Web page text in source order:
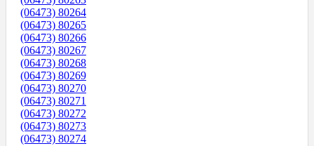
(06473) 80264
(06473) 80265
(06473) 80266
(06473) 80267
(06473) 80268
(06473) 80269
(06473) 80270
(06473) 80271
(06473) 80272
(06473) 80273
(06473) 80274